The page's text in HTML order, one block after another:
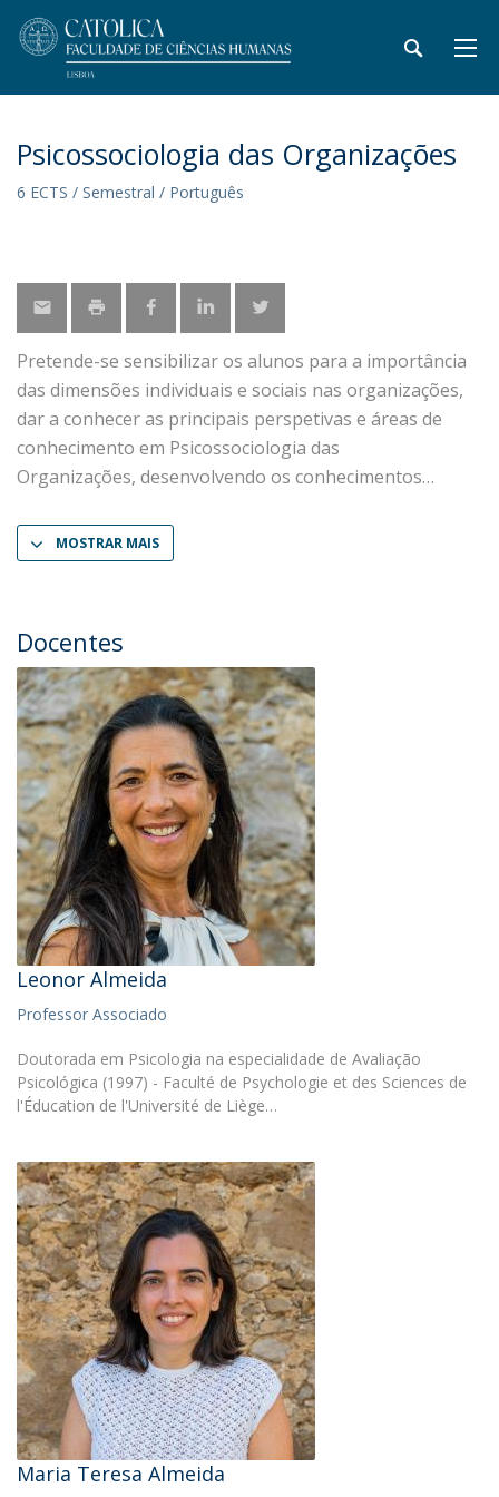
Psicossociologia das Organizações
6 ECTS / Semestral / Português
Pretende-se sensibilizar os alunos para a importância
das dimensões individuais e sociais nas organizações,
dar a conhecer as principais perspetivas e áreas de
conhecimento em Psicossociologia das
Organizações, desenvolvendo os conhecimentos
MOSTRAR MAIS
Docentes
Leonor Almeida
Professor Associado
Doutorada em Psicologia na especialidade de Avaliação
Psicológica (1997) - Faculté de Psychologie et des Sciences de
l'Éducation de l'Université de Liège…
Maria Teresa Almeida